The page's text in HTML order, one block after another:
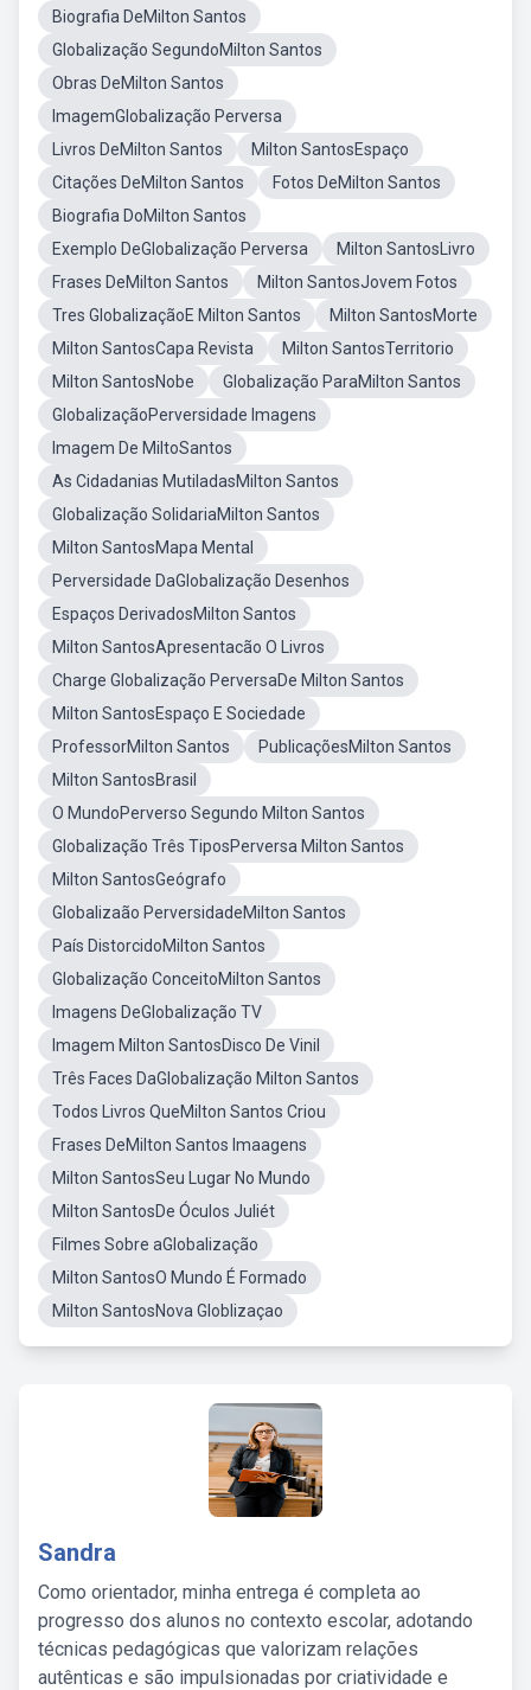
Biografia DeMilton Santos
Globalização SegundoMilton Santos
Obras DeMilton Santos
ImagemGlobalização Perversa
Livros DeMilton Santos
Milton SantosEspaço
Citações DeMilton Santos
Fotos DeMilton Santos
Biografia DoMilton Santos
Exemplo DeGlobalização Perversa
Milton SantosLivro
Frases DeMilton Santos
Milton SantosJovem Fotos
Tres GlobalizaçãoE Milton Santos
Milton SantosMorte
Milton SantosCapa Revista
Milton SantosTerritorio
Milton SantosNobe
Globalização ParaMilton Santos
GlobalizaçãoPerversidade Imagens
Imagem De MiltoSantos
As Cidadanias MutiladasMilton Santos
Globalização SolidariaMilton Santos
Milton SantosMapa Mental
Perversidade DaGlobalização Desenhos
Espaços DerivadosMilton Santos
Milton SantosApresentacão O Livros
Charge Globalização PerversaDe Milton Santos
Milton SantosEspaço E Sociedade
ProfessorMilton Santos
PublicaçõesMilton Santos
Milton SantosBrasil
O MundoPerverso Segundo Milton Santos
Globalização Três TiposPerversa Milton Santos
Milton SantosGeógrafo
Globalizaão PerversidadeMilton Santos
País DistorcidoMilton Santos
Globalização ConceitoMilton Santos
Imagens DeGlobalização TV
Imagem Milton SantosDisco De Vinil
Três Faces DaGlobalização Milton Santos
Todos Livros QueMilton Santos Criou
Frases DeMilton Santos Imaagens
Milton SantosSeu Lugar No Mundo
Milton SantosDe Óculos Juliét
Filmes Sobre aGlobalização
Milton SantosO Mundo É Formado
Milton SantosNova Globlizaçao
Sandra
Como orientador, minha entrega é completa ao
progresso dos alunos no contexto escolar, adotando
técnicas pedagógicas que valorizam relações
autênticas e são impulsionadas por criatividade e